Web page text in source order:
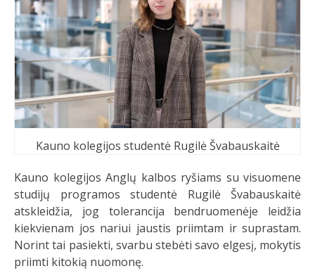
Kauno kolegijos studentė Rugilė Švabauskaitė
Kauno kolegijos Anglų kalbos ryšiams su visuomene
studijų programos studentė Rugilė Švabauskaitė
atskleidžia, jog tolerancija bendruomenėje leidžia
kiekvienam jos nariui jaustis priimtam ir suprastam.
Norint tai pasiekti, svarbu stebėti savo elgesį, mokytis
priimti kitokią nuomonę.